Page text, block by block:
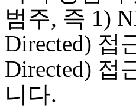
범주, 즉 1)
Directed) 접
Directed) 접
니다.